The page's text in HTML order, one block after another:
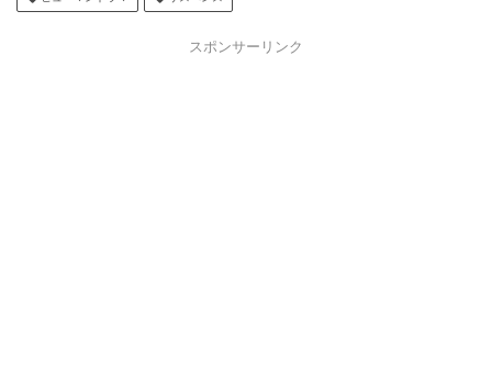
スポンサーリンク